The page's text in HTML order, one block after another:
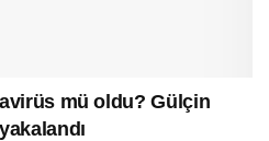
mü oldu? Gülçin